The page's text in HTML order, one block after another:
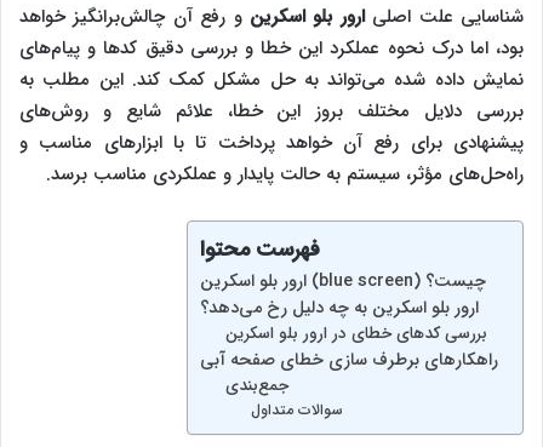
شناسایی علت اصلیارور بلو اسکرین و رفع آن چالش‌برانگیز خواهد
بود، اما درک نحوه عملکرد این خطا و بررسی دقیق کدها و پیام‌های
نمایش داده شده می‌تواند به حل مشکل کمک کند. این مطلب به
بررسی دلایل مختلف بروز این خطا، علائم شایع و روش‌های
پیشنهادی برای رفع آن خواهد پرداخت تا با ابزارهای مناسب و
راه‌حل‌های مؤثر، سیستم به حالت پایدار و عملکردی مناسب برسد.
فهرست محتوا
ارور بلو اسکرین (blue screen) چیست؟
ارور بلو اسکرین به چه دلیل رخ می‌دهد؟
بررسی کدهای خطای در ارور بلو اسکرین
راهکارهای برطرف سازی خطای صفحه آبی
جمع‌بندی
سوالات متداول